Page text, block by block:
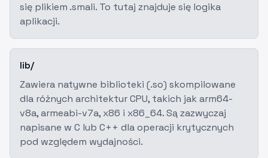
się plikiem .smali. To tutaj znajduje się logika
aplikacji.
lib/
Zawiera natywne biblioteki (.so) skompilowane
dla różnych architektur CPU, takich jak arm64-
v8a, armeabi-v7a, x86 i x86_64. Są zazwyczaj
napisane w C lub C++ dla operacji krytycznych
pod względem wydajności.